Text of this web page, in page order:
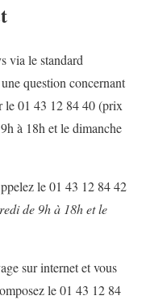
via le standard
question concernant
le 01 43 12 84 40 (prix
à 18h et le dimanche
le 01 43 12 84 42
de 9h à 18h et le
sur internet et vous
le 01 43 12 84